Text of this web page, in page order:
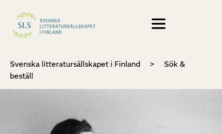
Svenska litteratursällskapet i Finland >
Sök &
beställ